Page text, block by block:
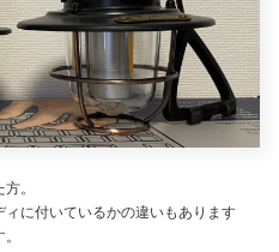
。
に付いているかの違いもあります